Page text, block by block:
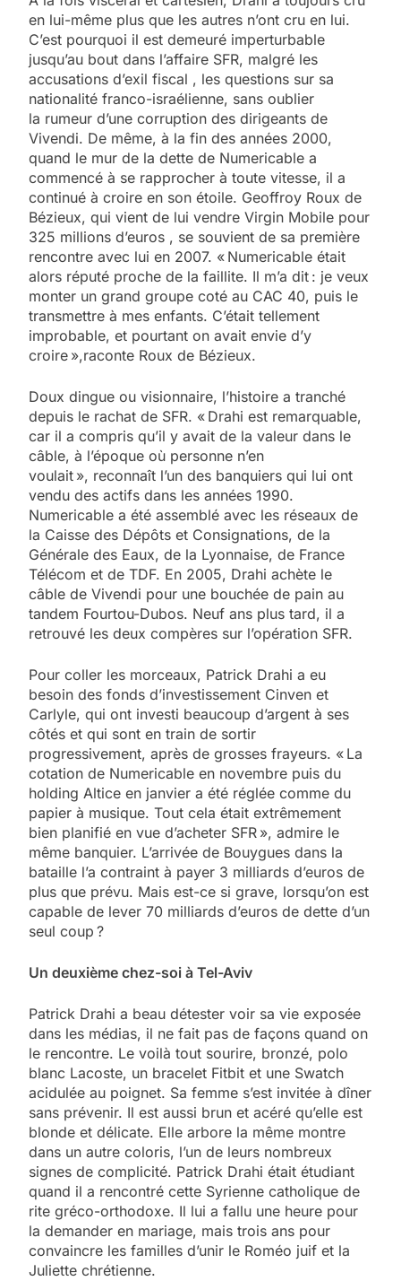
en lui-même plus que les autres n’ont cru en lui.
C’est pourquoi il est demeuré imperturbable
jusqu’au bout dans l’affaire SFR, malgré les
accusations d’exil fiscal , les questions sur sa
nationalité franco-israélienne, sans oublier
la rumeur d’une corruption des dirigeants de
Vivendi. De même, à la fin des années 2000,
quand le mur de la dette de Numericable a
commencé à se rapprocher à toute vitesse, il a
continué à croire en son étoile. Geoffroy Roux de
Bézieux, qui vient de lui vendre Virgin­ Mobile pour
325 millions d’euros , se souvient de sa première
rencontre avec lui en 2007. « Numericable était
alors réputé proche de la faillite. Il m’a dit : je veux
monter un grand groupe coté au CAC 40, puis le
transmettre à mes enfants. C’était tellement
improbable, et pourtant on avait envie d’y
croire »,raconte Roux de Bézieux.
Doux dingue ou visionnaire, l’histoire a tranché
depuis le rachat de SFR. « Drahi est remarquable,
car il a compris qu’il y avait de la valeur dans le
câble, à l’époque où personne n’en
voulait », reconnaît l’un des banquiers qui lui ont
vendu des actifs dans les années 1990.
Numericable a été assemblé avec les réseaux de
la Caisse des Dépôts et Consignations, de la
Générale des Eaux, de la Lyonnaise, de France
Télécom et de TDF. En 2005, Drahi achète le
câble de Vivendi pour une bouchée de pain au
tandem Fourtou-Dubos. Neuf ans plus tard, il a
retrouvé les deux compères sur l’opération SFR.
Pour coller les morceaux, Patrick Drahi a eu
besoin des fonds d’investissement Cinven et
Carlyle, qui ont investi beaucoup d’argent à ses
côtés et qui sont en train de sortir
progressivement, après de grosses frayeurs. « La
cotation de Numericable en novembre puis du
holding Altice en janvier a été réglée comme du
papier à musique. Tout cela était extrêmement
bien planifié en vue d’acheter SFR », admire le
même banquier. L’arrivée de Bouygues dans la
bataille l’a contraint à payer 3 milliards d’euros de
plus que prévu. Mais est-ce si grave, lorsqu’on est
capable de lever 70 milliards d’euros de dette d’un
seul coup ?
Un deuxième chez-soi à Tel-Aviv
Patrick Drahi a beau détester voir sa vie exposée
dans les médias, il ne fait pas de façons quand on
le rencontre. Le voilà tout sourire, bronzé, polo
blanc Lacoste, un bracelet Fitbit et une Swatch
acidulée au poignet. Sa femme s’est invitée à dîner
sans prévenir. Il est aussi brun et acéré qu’elle est
blonde et délicate. Elle arbore la même montre
dans un autre coloris, l’un de leurs nombreux
signes de complicité. Patrick Drahi était étudiant
quand il a rencontré cette Syrienne catholique de
rite gréco-orthodoxe. Il lui a fallu une heure pour
la demander en mariage, mais trois ans pour
convaincre les familles d’unir le Roméo juif et la
Juliette chrétienne.